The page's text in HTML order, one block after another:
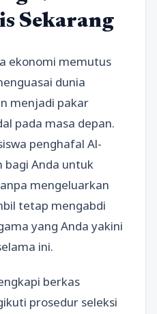
Sekarang
ekonomi memutus
dunia
menjadi pakar
pada masa depan.
penghafal Al-
bagi Anda untuk
mengeluarkan
tetap mengabdi
yang Anda yakini
ini.
berkas
prosedur seleksi